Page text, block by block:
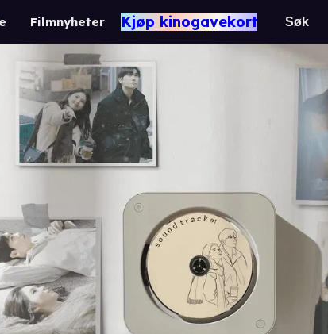
Filmnyheter Kjøp kinogavekort